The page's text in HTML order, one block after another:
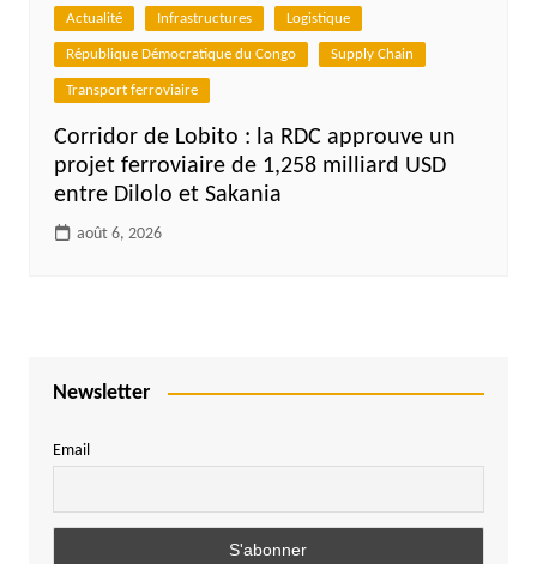
Actualité Infrastructures Logistique
République Démocratique du Congo Supply Chain
Transport ferroviaire
Corridor de Lobito : la RDC approuve un
projet ferroviaire de 1,258 milliard USD
entre Dilolo et Sakania
août 6, 2026
Newsletter
Email